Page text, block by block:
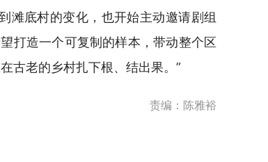
滩底村的变化，也开始主动邀请剧组
打造一个可复制的样本，带动整个区
古老的乡村扎下根、结出果。”
责编：陈雅裕